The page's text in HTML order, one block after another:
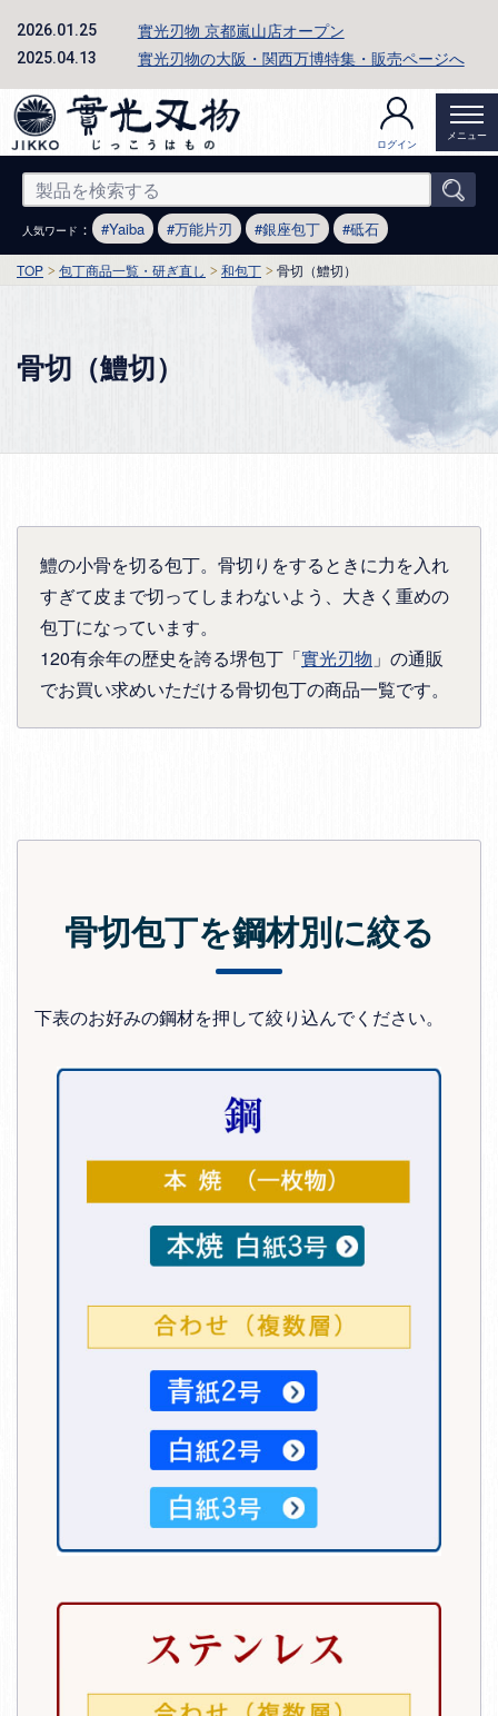
2026.01.25 實光刃物 京都嵐山店オープン
2025.04.13 實光刃物の大阪・関西万博特集・販売ページへ
ログイン
メニュー
人気ワード ： Yaiba 万能片刃 銀座包丁 砥石
TOP 包丁商品一覧・研ぎ直し 和包丁 骨切（鱧切）
骨切（鱧切）
鱧の小骨を切る包丁。骨切りをするときに力を入れ
すぎて皮まで切ってしまわないよう、大きく重めの
包丁になっています。
120有余年の歴史を誇る堺包丁「實光刃物 」の通販
でお買い求めいただける骨切包丁の商品一覧です。
骨切包丁を鋼材別に絞る
下表のお好みの鋼材を押して絞り込んでください。